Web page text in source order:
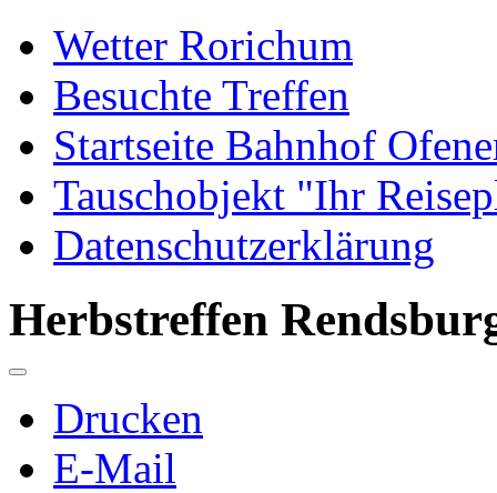
Wetter Rorichum
Besuchte Treffen
Startseite Bahnhof
Tauschobjekt "Ihr
Datenschutzerklärung
Herbstreffen
Drucken
E-Mail